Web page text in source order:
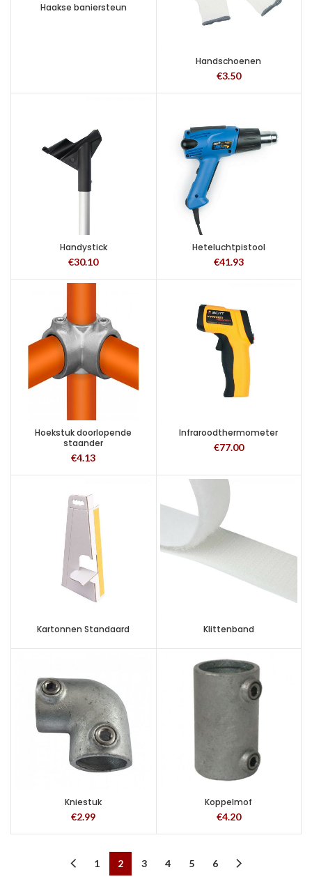
Haakse baniersteun
Handschoenen
€3.50
Handystick
€30.10
Heteluchtpistool
€41.93
Hoekstuk doorlopende
staander
€4.13
Infraroodthermometer
€77.00
Kartonnen Standaard Klittenband
Kniestuk
€2.99
Koppelmof
€4.20
1 2 3 4 5 6